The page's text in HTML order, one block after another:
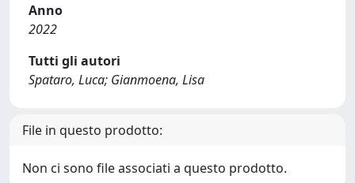
Anno
2022
Tutti gli autori
Spataro, Luca; Gianmoena, Lisa
File in questo prodotto:
Non ci sono file associati a questo prodotto.